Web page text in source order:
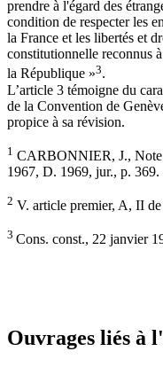
prendre à l'égard des
condition de respecter les
la France et les libertés et
constitutionnelle reconnus
la République »3.
L’article 3 témoigne du
de la Convention de
propice à sa révision.
1 CARBONNIER, J., Note
1967, D. 1969, jur., p. 369.
2 V. article premier, A, II
3 Cons. const., 22 janvier
Ouvrages liés à